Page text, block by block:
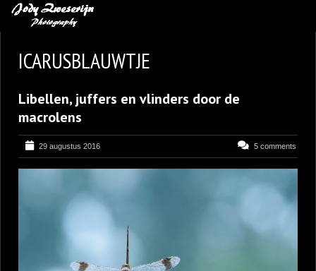
BLOG
LEREN VAN KUNST
BENCE MATE FOTOHUTTEN
OVER MIJ
ICARUSBLAUWTJE
Libellen, juffers en vlinders door de
macrolens
29 augustus 2016 5 comments